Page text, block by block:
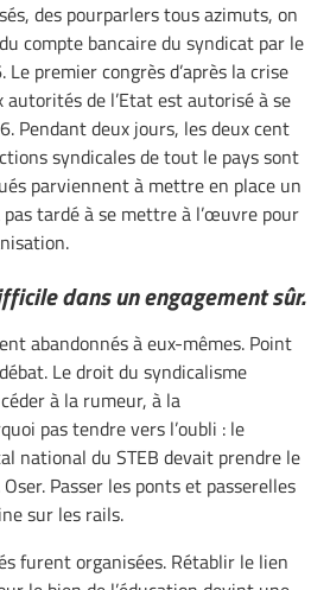
des pourparlers tous azimuts, on
compte bancaire du syndicat par le
premier congrès d’après la crise
de l’Etat est autorisé à se
Pendant deux jours, les deux cent
syndicales de tout le pays sont
parviennent à mettre en place un
tardé à se mettre à l’œuvre pour
dans un engagement sûr.
abandonnés à eux-mêmes. Point
Le droit du syndicalisme
à la rumeur, à la
pas tendre vers l’oubli : le
national du STEB devait prendre le
Passer les ponts et passerelles
sur les rails.
furent organisées. Rétablir le lien